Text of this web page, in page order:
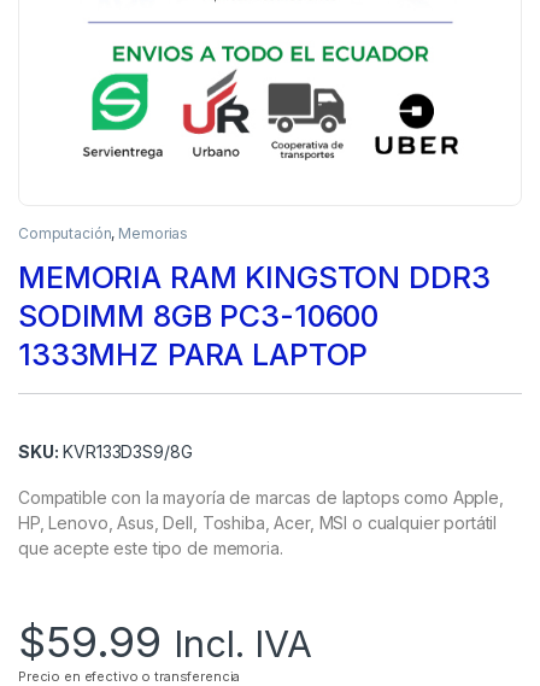
Computación, Memorias
MEMORIA RAM KINGSTON DDR3
SODIMM 8GB PC3-10600
1333MHZ PARA LAPTOP
SKU: KVR133D3S9/8G
Compatible con la mayoría de marcas de laptops como Apple,
HP, Lenovo, Asus, Dell, Toshiba, Acer, MSI o cualquier portátil
que acepte este tipo de memoria.
$59.99 Incl. IVA
Precio en efectivo o transferencia